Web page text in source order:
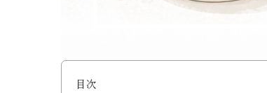
目次